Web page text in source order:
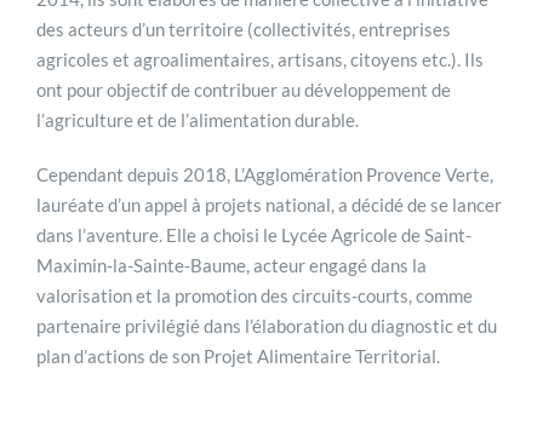
des acteurs d’un territoire (collectivités, entreprises
agricoles et agroalimentaires, artisans, citoyens etc.). Ils
ont pour objectif de contribuer au développement de
l’agriculture et de l’alimentation durable.
Cependant depuis 2018, L’Agglomération Provence Verte,
lauréate d’un appel à projets national, a décidé de se lancer
dans l’aventure. Elle a choisi le Lycée Agricole de Saint-
Maximin-la-Sainte-Baume, acteur engagé dans la
valorisation et la promotion des circuits-courts, comme
partenaire privilégié dans l’élaboration du diagnostic et du
plan d’actions de son Projet Alimentaire Territorial.